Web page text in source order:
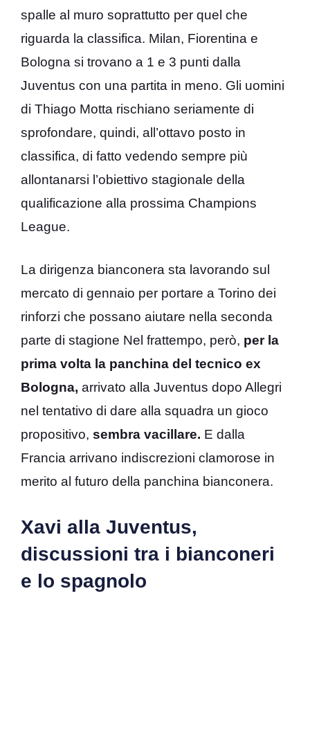
spalle al muro soprattutto per quel che
riguarda la classifica. Milan, Fiorentina e
Bologna si trovano a 1 e 3 punti dalla
Juventus con una partita in meno. Gli uomini
di Thiago Motta rischiano seriamente di
sprofondare, quindi, all’ottavo posto in
classifica, di fatto vedendo sempre più
allontanarsi l’obiettivo stagionale della
qualificazione alla prossima Champions
League.
La dirigenza bianconera sta lavorando sul
mercato di gennaio per portare a Torino dei
rinforzi che possano aiutare nella seconda
parte di stagione Nel frattempo, però, per la
prima volta la panchina del tecnico ex
Bologna, arrivato alla Juventus dopo Allegri
nel tentativo di dare alla squadra un gioco
propositivo, sembra vacillare. E dalla
Francia arrivano indiscrezioni clamorose in
merito al futuro della panchina bianconera.
Xavi alla Juventus,
discussioni tra i bianconeri
e lo spagnolo